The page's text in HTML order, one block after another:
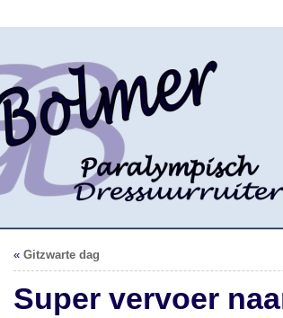
« Gitzwarte dag
Super vervoer